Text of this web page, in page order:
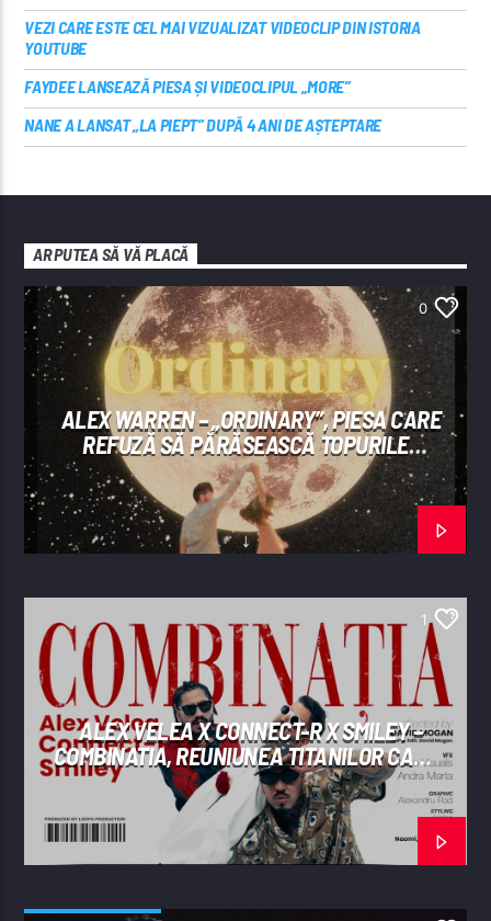
VEZI CARE ESTE CEL MAI VIZUALIZAT VIDEOCLIP DIN ISTORIA
YOUTUBE
FAYDEE LANSEAZĂ PIESA ȘI VIDEOCLIPUL „MORE”
NANE A LANSAT „LA PIEPT” DUPĂ 4 ANI DE AȘTEPTARE
AR PUTEA SĂ VĂ PLACĂ
0
ALEX WARREN – „ORDINARY”, PIESA CARE
REFUZĂ SĂ PĂRĂSEASCĂ TOPURILE
INTERNAȚIONALE
1
ALEX VELEA X CONNECT-R X SMILEY –
COMBINATIA, REUNIUNEA TITANILOR CARE
A „SPART” INTERNETUL